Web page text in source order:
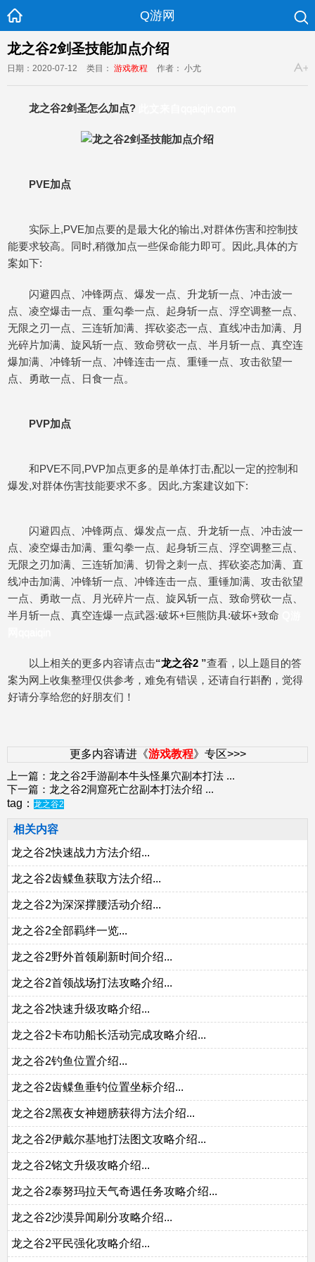
Q游网
龙之谷2剑圣技能加点介绍
日期：2020-07-12 类目： 游戏教程 作者： 小尤
龙之谷2剑圣怎么加点?
PVE加点
实际上,PVE加点要的是最大化的输出,对群体伤害和控制技
能要求较高。同时,稍微加点一些保命能力即可。因此,具体的方
案如下:
闪避四点、冲锋两点、爆发一点、升龙斩一点、冲击波一
点、凌空爆击一点、重勾拳一点、起身斩一点、浮空调整一点、
无限之刃一点、三连斩加满、挥砍姿态一点、直线冲击加满、月
光碎片加满、旋风斩一点、致命劈砍一点、半月斩一点、真空连
爆加满、冲锋斩一点、冲锋连击一点、重锤一点、攻击欲望一
点、勇敢一点、日食一点。
PVP加点
和PVE不同,PVP加点更多的是单体打击,配以一定的控制和
爆发,对群体伤害技能要求不多。因此,方案建议如下:
闪避四点、冲锋两点、爆发点一点、升龙斩一点、冲击波一
点、凌空爆击加满、重勾拳一点、起身斩三点、浮空调整三点、
无限之刃加满、三连斩加满、切骨之刺一点、挥砍姿态加满、直
线冲击加满、冲锋斩一点、冲锋连击一点、重锤加满、攻击欲望
一点、勇敢一点、月光碎片一点、旋风斩一点、致命劈砍一点、
半月斩一点、真空连爆一点武器:破坏+巨熊防具:破坏+致命
以上相关的更多内容请点击“龙之谷2 ”查看，以上题目的答
案为网上收集整理仅供参考，难免有错误，还请自行斟酌，觉得
好请分享给您的好朋友们！
更多内容请进《游戏教程》专区>>>
上一篇： 龙之谷2手游副本牛头怪巢穴副本打法 ...
下一篇： 龙之谷2洞窟死亡岔副本打法介绍 ...
tag： 龙之谷2
相关内容
龙之谷2快速战力方法介绍...
龙之谷2齿鲽鱼获取方法介绍...
龙之谷2为深深撑腰活动介绍...
龙之谷2全部羁绊一览...
龙之谷2野外首领刷新时间介绍...
龙之谷2首领战场打法攻略介绍...
龙之谷2快速升级攻略介绍...
龙之谷2卡布叻船长活动完成攻略介绍...
龙之谷2钓鱼位置介绍...
龙之谷2齿鲽鱼垂钓位置坐标介绍...
龙之谷2黑夜女神翅膀获得方法介绍...
龙之谷2伊戴尔基地打法图文攻略介绍...
龙之谷2铭文升级攻略介绍...
龙之谷2泰努玛拉天气奇遇任务攻略介绍...
龙之谷2沙漠异闻刷分攻略介绍...
龙之谷2平民强化攻略介绍...